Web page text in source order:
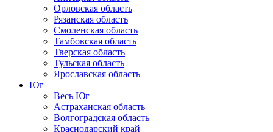
Орловская область
Рязанская область
Смоленская область
Тамбовская область
Тверская область
Тульская область
Ярославская область
Юг
Весь Юг
Астраханская область
Волгоградская область
Краснодарский край